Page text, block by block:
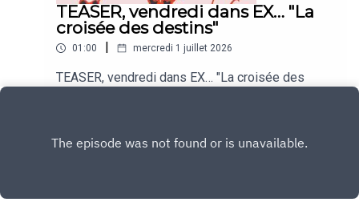
TEASER, vendredi dans EX… "La
croisée des destins"
01:00 | mercredi 1 juillet 2026
TEASER, vendredi dans EX… "La croisée des